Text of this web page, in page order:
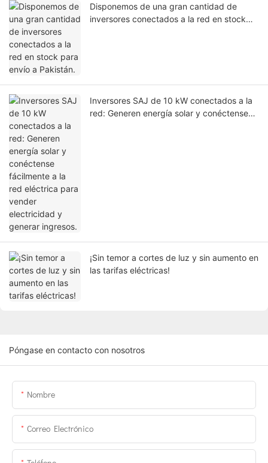
Disponemos de una gran cantidad de
inversores conectados a la red en stock
Inversores SAJ de 10 kW conectados a la
red: Generen energía solar y conéctense
¡Sin temor a cortes de luz y sin aumento en
las tarifas eléctricas!
Póngase en contacto con nosotros
Nombre
Correo Electrónico